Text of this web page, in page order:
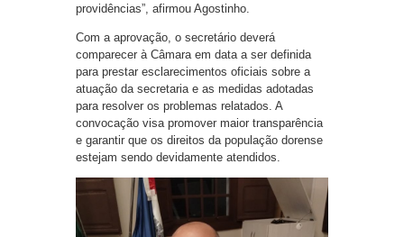
providências”, afirmou Agostinho.
Com a aprovação, o secretário deverá
comparecer à Câmara em data a ser definida
para prestar esclarecimentos oficiais sobre a
atuação da secretaria e as medidas adotadas
para resolver os problemas relatados. A
convocação visa promover maior transparência
e garantir que os direitos da população dorense
estejam sendo devidamente atendidos.